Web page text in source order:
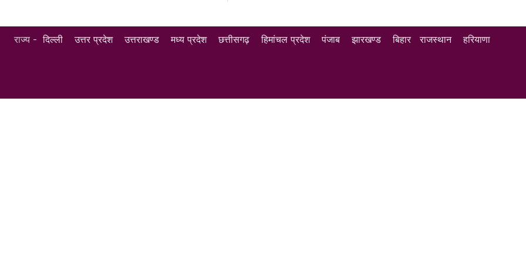
राज्य -दिल्ली उत्तर प्रदेश उत्तराखण्ड मध्य प्रदेश छत्तीसगढ़ हिमांचल प्रदेश पंजाब झारखण्ड बिहार राजस्थान हरियाणा